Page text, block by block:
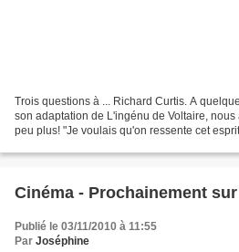
Trois questions à ... Richard Curtis. A
son adaptation de L'ingénu de Voltaire,
peu plus! "Je voulais qu'on ressente cet
Cinéma - Prochainement
Publié le 03/11/2010 à 11:55
Par Joséphine